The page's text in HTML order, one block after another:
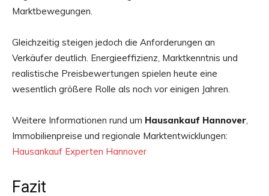
Marktbewegungen.
Gleichzeitig steigen jedoch die Anforderungen an
Verkäufer deutlich. Energieeffizienz, Marktkenntnis und
realistische Preisbewertungen spielen heute eine
wesentlich größere Rolle als noch vor einigen Jahren.
Weitere Informationen rund um Hausankauf Hannover,
Immobilienpreise und regionale Marktentwicklungen:
Hausankauf Experten Hannover
Fazit